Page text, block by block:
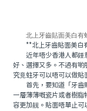
北上牙齒貼面美白有
**北上牙齒貼面美白
近年唔少香港人都鍾意
好、選擇又多。不過有啲
究竟蛀牙可以唔可以做貼
首先，要知道「牙齒貼
一層薄薄嘅瓷片或者樹脂
容更加靓。貼面唔單止